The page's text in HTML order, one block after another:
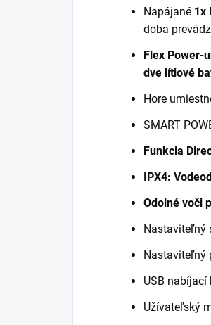
Napájané 1x
doba
Flex Power-
dve lítiové
Hore
SMART
Funkcia
IPX4:
Odolné voči
Nastaviteľný
Nastaviteľný
USB
Užívateľský